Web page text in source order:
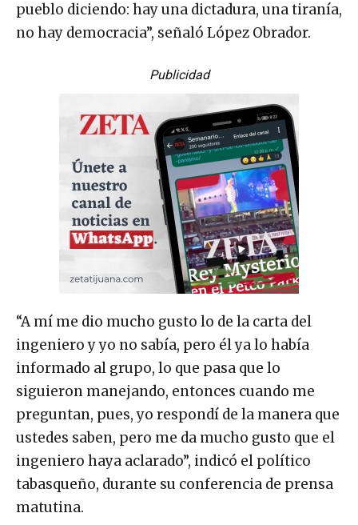
pueblo diciendo: hay una dictadura, una tiranía,
no hay democracia”, señaló López Obrador.
Publicidad
“A mí me dio mucho gusto lo de la carta del
ingeniero y yo no sabía, pero él ya lo había
informado al grupo, lo que pasa que lo
siguieron manejando, entonces cuando me
preguntan, pues, yo respondí de la manera que
ustedes saben, pero me da mucho gusto que el
ingeniero haya aclarado”, indicó el político
tabasqueño, durante su conferencia de prensa
matutina.